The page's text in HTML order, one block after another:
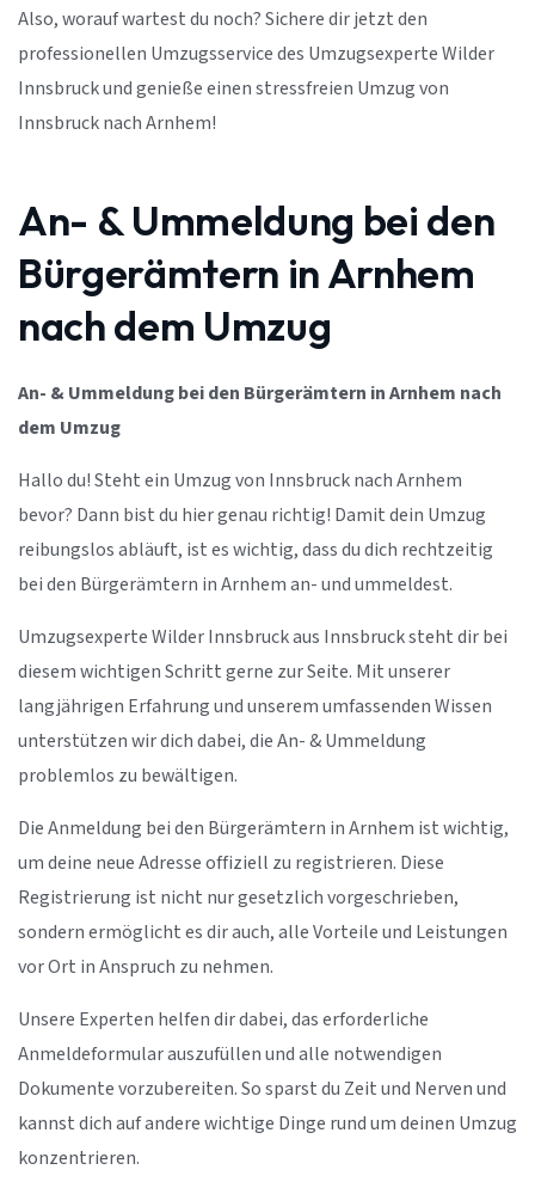
Also, worauf wartest du noch? Sichere dir jetzt den
professionellen Umzugsservice des Umzugsexperte Wilder
Innsbruck und genieße einen stressfreien Umzug von
Innsbruck nach Arnhem!
An- & Ummeldung bei den
Bürgerämtern in Arnhem
nach dem Umzug
An- & Ummeldung bei den Bürgerämtern in Arnhem nach
dem Umzug
Hallo du! Steht ein Umzug von Innsbruck nach Arnhem
bevor? Dann bist du hier genau richtig! Damit dein Umzug
reibungslos abläuft, ist es wichtig, dass du dich rechtzeitig
bei den Bürgerämtern in Arnhem an- und ummeldest.
Umzugsexperte Wilder Innsbruck aus Innsbruck steht dir bei
diesem wichtigen Schritt gerne zur Seite. Mit unserer
langjährigen Erfahrung und unserem umfassenden Wissen
unterstützen wir dich dabei, die An- & Ummeldung
problemlos zu bewältigen.
Die Anmeldung bei den Bürgerämtern in Arnhem ist wichtig,
um deine neue Adresse offiziell zu registrieren. Diese
Registrierung ist nicht nur gesetzlich vorgeschrieben,
sondern ermöglicht es dir auch, alle Vorteile und Leistungen
vor Ort in Anspruch zu nehmen.
Unsere Experten helfen dir dabei, das erforderliche
Anmeldeformular auszufüllen und alle notwendigen
Dokumente vorzubereiten. So sparst du Zeit und Nerven und
kannst dich auf andere wichtige Dinge rund um deinen Umzug
konzentrieren.